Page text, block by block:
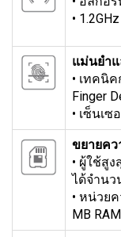
•
แม่นยำ
• เทคนิ
Finger
• เซ็นเ
ขยายคว
• ผู้ใช้สู
ได้จำนว
• หน่วย
MB RAM